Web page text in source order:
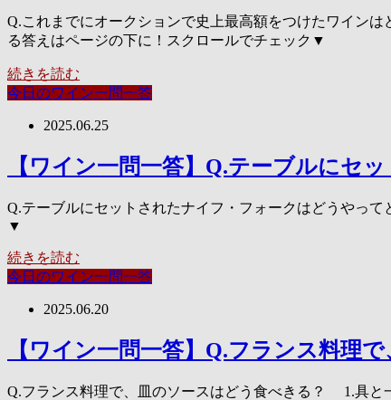
Q.これまでにオークションで史上最高額をつけたワイ
る答えはページの下に！スクロールでチェック▼
続きを読む
今日のワイン一問一答
2025.06.25
【ワイン一問一答】Q.テーブルにセ
Q.テーブルにセットされたナイフ・フォークはどうや
▼
続きを読む
今日のワイン一問一答
2025.06.20
【ワイン一問一答】Q.フランス料理
Q.フランス料理で、皿のソースはどう食べきる？ 1.具